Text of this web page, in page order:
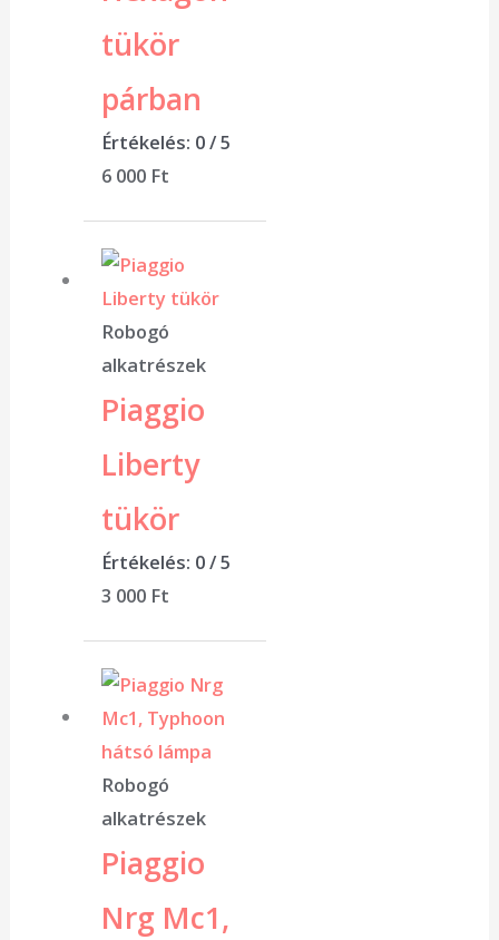
tükör
párban
Értékelés: 0/ 5
6 000 Ft
Robogó
alkatrészek
Piaggio
Liberty
tükör
Értékelés: 0/ 5
3 000 Ft
Robogó
alkatrészek
Piaggio
Nrg Mc1,